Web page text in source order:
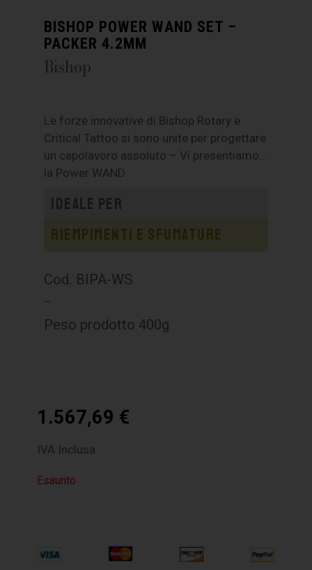
BISHOP POWER WAND SET –
PACKER 4.2MM
Bishop
Le forze innovative di Bishop Rotary e
Critical Tattoo si sono unite per progettare
un capolavoro assoluto – Vi presentiamo…
la Power WAND.
Ideale per
Riempimenti e sfumature
Cod. BIPA-WS
–
Peso prodotto 400g
1.567,69 €
IVA Inclusa
Esaurito